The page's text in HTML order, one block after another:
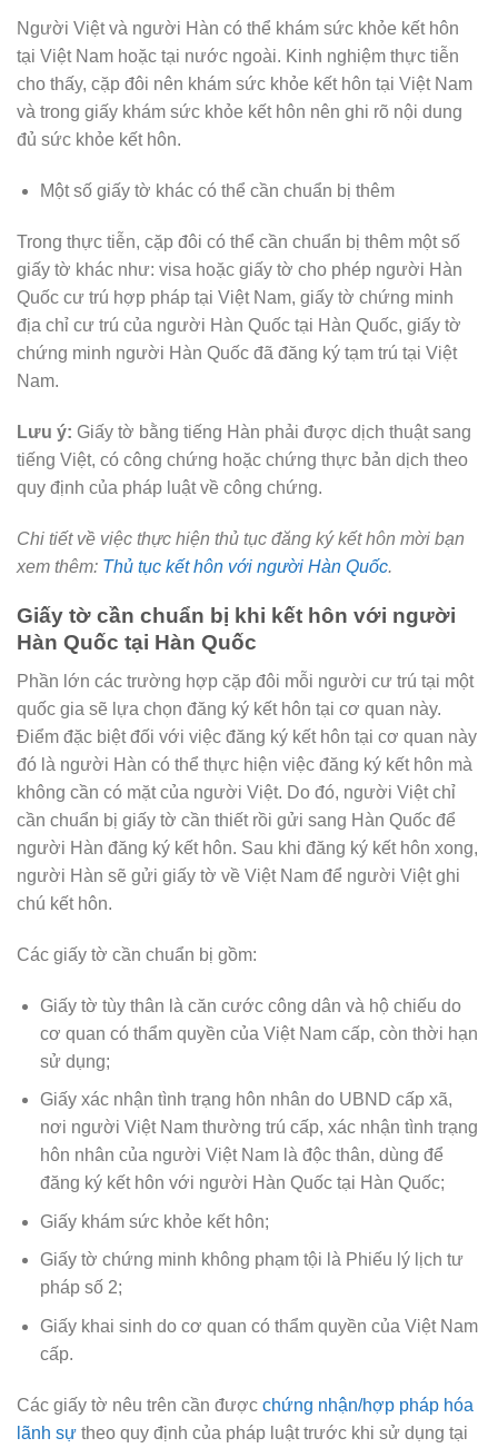
Người Việt và người Hàn có thể khám sức khỏe kết hôn
tại Việt Nam hoặc tại nước ngoài. Kinh nghiệm thực tiễn
cho thấy, cặp đôi nên khám sức khỏe kết hôn tại Việt Nam
và trong giấy khám sức khỏe kết hôn nên ghi rõ nội dung
đủ sức khỏe kết hôn.
Một số giấy tờ khác có thể cần chuẩn bị thêm
Trong thực tiễn, cặp đôi có thể cần chuẩn bị thêm một số
giấy tờ khác như: visa hoặc giấy tờ cho phép người Hàn
Quốc cư trú hợp pháp tại Việt Nam, giấy tờ chứng minh
địa chỉ cư trú của người Hàn Quốc tại Hàn Quốc, giấy tờ
chứng minh người Hàn Quốc đã đăng ký tạm trú tại Việt
Nam.
Lưu ý: Giấy tờ bằng tiếng Hàn phải được dịch thuật sang
tiếng Việt, có công chứng hoặc chứng thực bản dịch theo
quy định của pháp luật về công chứng.
Chi tiết về việc thực hiện thủ tục đăng ký kết hôn mời bạn
xem thêm: Thủ tục kết hôn với người Hàn Quốc.
Giấy tờ cần chuẩn bị khi kết hôn với người
Hàn Quốc tại Hàn Quốc
Phần lớn các trường hợp cặp đôi mỗi người cư trú tại một
quốc gia sẽ lựa chọn đăng ký kết hôn tại cơ quan này.
Điểm đặc biệt đối với việc đăng ký kết hôn tại cơ quan này
đó là người Hàn có thể thực hiện việc đăng ký kết hôn mà
không cần có mặt của người Việt. Do đó, người Việt chỉ
cần chuẩn bị giấy tờ cần thiết rồi gửi sang Hàn Quốc để
người Hàn đăng ký kết hôn. Sau khi đăng ký kết hôn xong,
người Hàn sẽ gửi giấy tờ về Việt Nam để người Việt ghi
chú kết hôn.
Các giấy tờ cần chuẩn bị gồm:
Giấy tờ tùy thân là căn cước công dân và hộ chiếu do
cơ quan có thẩm quyền của Việt Nam cấp, còn thời hạn
sử dụng;
Giấy xác nhận tình trạng hôn nhân do UBND cấp xã,
nơi người Việt Nam thường trú cấp, xác nhận tình trạng
hôn nhân của người Việt Nam là độc thân, dùng để
đăng ký kết hôn với người Hàn Quốc tại Hàn Quốc;
Giấy khám sức khỏe kết hôn;
Giấy tờ chứng minh không phạm tội là Phiếu lý lịch tư
pháp số 2;
Giấy khai sinh do cơ quan có thẩm quyền của Việt Nam
cấp.
Các giấy tờ nêu trên cần được chứng nhận/hợp pháp hóa
lãnh sự theo quy định của pháp luật trước khi sử dụng tại